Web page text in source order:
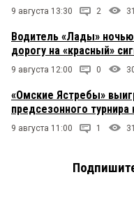
9 августа 13:30 2
Водитель «Лады»
дорогу на «красный»
9 августа 12:00 0
«Омские Ястребы»
предсезонного
9 августа 11:00 1